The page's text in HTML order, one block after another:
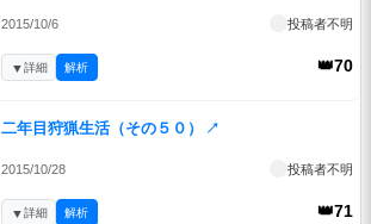
2015/10/6 投稿者不明
👑70
▼詳細 解析
二年目狩猟生活（その５０） ↗
2015/10/28 投稿者不明
👑71
▼詳細 解析